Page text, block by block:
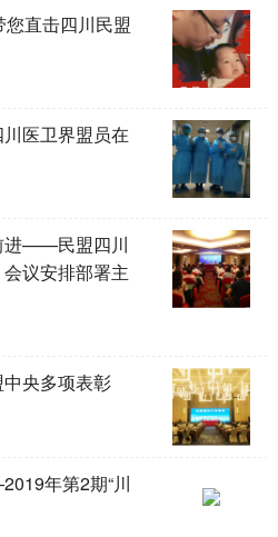
您直击四川民盟
川医卫界盟员在
进——民盟四川
议安排部署主
央多项表彰
年第2期“川